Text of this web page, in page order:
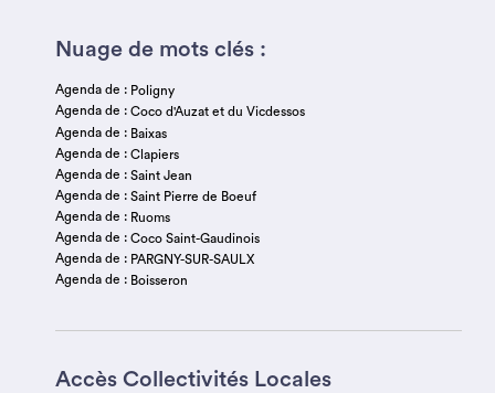
Nuage de mots clés :
Agenda de : Poligny
Agenda de : Coco d'Auzat et du Vicdessos
Agenda de : Baixas
Agenda de : Clapiers
Agenda de : Saint Jean
Agenda de : Saint Pierre de Boeuf
Agenda de : Ruoms
Agenda de : Coco Saint-Gaudinois
Agenda de : PARGNY-SUR-SAULX
Agenda de : Boisseron
Accès Collectivités Locales